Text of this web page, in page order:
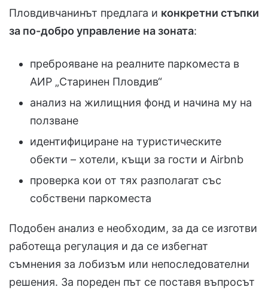
Пловдивчанинът предлага и конкретни стъпки
за по-добро управление на зоната:
преброяване на реалните паркоместа в
АИР „Старинен Пловдив“
анализ на жилищния фонд и начина му на
ползване
идентифициране на туристическите
обекти – хотели, къщи за гости и Airbnb
проверка кои от тях разполагат със
собствени паркоместа
Подобен анализ е необходим, за да се изготви
работеща регулация и да се избегнат
съмнения за лобизъм или непоследователни
решения. За пореден път се поставя въпросът